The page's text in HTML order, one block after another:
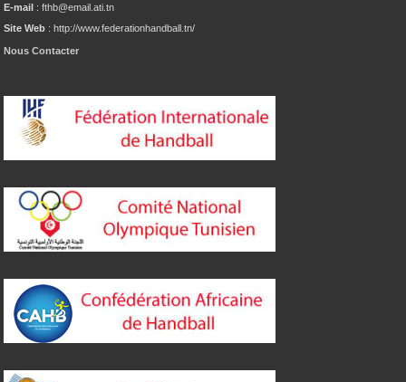
E-mail : fthb@email.ati.tn
Site Web : http://www.federationhandball.tn/
Nous Contacter